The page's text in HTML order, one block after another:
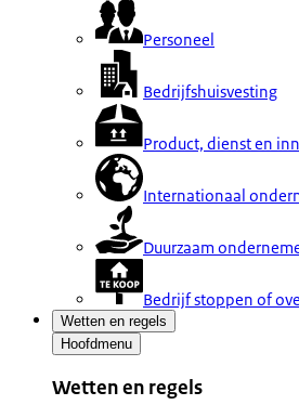
Personeel
Bedrijfshuisvesting
Product, dienst en
Internationaal
Duurzaam
Bedrijf stoppen of
Wetten en regels
Hoofdmenu
Wetten en regels